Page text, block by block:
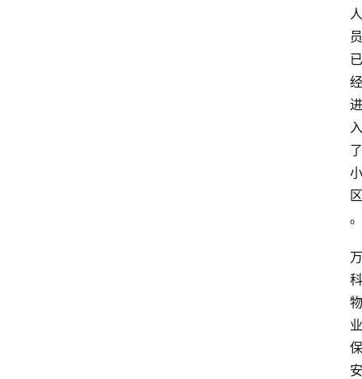
人
员
已
经
进
入
了
小
区
。
万
科
物
业
保
安